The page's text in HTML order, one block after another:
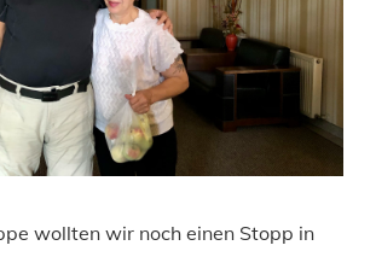
wollten wir noch einen Stopp in